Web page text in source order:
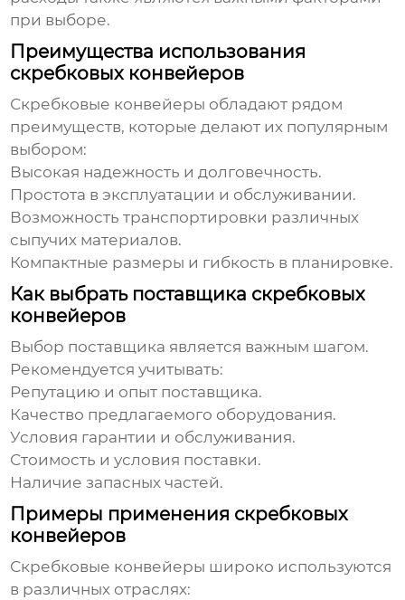
при выборе.
Преимущества использования
скребковых конвейеров
Скребковые конвейеры обладают рядом
преимуществ, которые делают их популярным
выбором:
Высокая надежность и долговечность.
Простота в эксплуатации и обслуживании.
Возможность транспортировки различных
сыпучих материалов.
Компактные размеры и гибкость в планировке.
Как выбрать поставщика скребковых
конвейеров
Выбор поставщика является важным шагом.
Рекомендуется учитывать:
Репутацию и опыт поставщика.
Качество предлагаемого оборудования.
Условия гарантии и обслуживания.
Стоимость и условия поставки.
Наличие запасных частей.
Примеры применения скребковых
конвейеров
Скребковые конвейеры широко используются
в различных отраслях: